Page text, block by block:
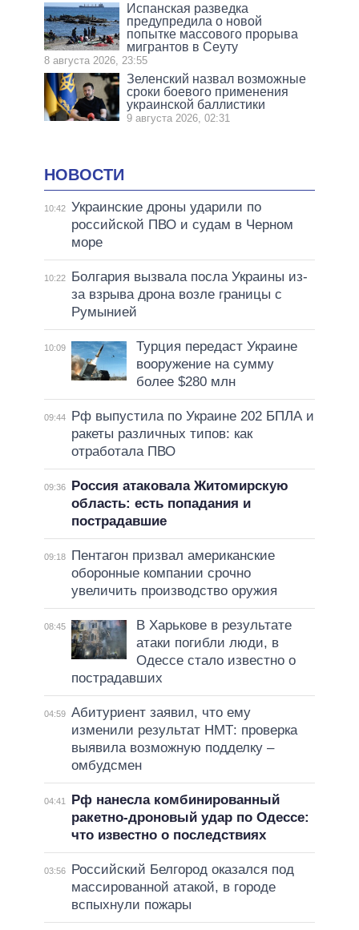
Испанская разведка
предупредила о новой
попытке массового прорыва
мигрантов в Сеуту
8 августа 2026, 23:55
Зеленский назвал возможные
сроки боевого применения
украинской баллистики
9 августа 2026, 02:31
НОВОСТИ
10:42 Украинские дроны ударили по
российской ПВО и судам в Черном
море
10:22
Болгария вызвала посла Украины из-
за взрыва дрона возле границы с
Румынией
10:09
Турция передаст Украине
вооружение на сумму
более $280 млн
09:44
Рф выпустила по Украине 202 БПЛА и
ракеты различных типов: как
отработала ПВО
09:36
Россия атаковала Житомирскую
область: есть попадания и
пострадавшие
09:18
Пентагон призвал американские
оборонные компании срочно
увеличить производство оружия
08:45
В Харькове в результате
атаки погибли люди, в
Одессе стало известно о
пострадавших
04:59 Абитуриент заявил, что ему
изменили результат НМТ: проверка
выявила возможную подделку –
омбудсмен
04:41
Рф нанесла комбинированный
ракетно-дроновый удар по Одессе:
что известно о последствиях
03:56
Российский Белгород оказался под
массированной атакой, в городе
вспыхнули пожары